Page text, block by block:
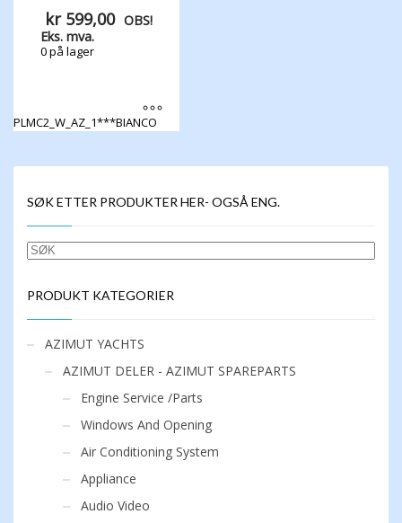
kr599,00 OBS!
Eks. mva.
0 på lager
PLMC2_W_AZ_1***BIANCO
har
varianter.
Alternativene
kan
velges
produktsiden
SØK ETTER PRODUKTER HER- OGSÅ ENG.
SØK
PRODUKT KATEGORIER
AZIMUT YACHTS
AZIMUT DELER - AZIMUT SPAREPARTS
Engine Service /Parts
Windows And Opening
Air Conditioning System
Appliance
Audio Video